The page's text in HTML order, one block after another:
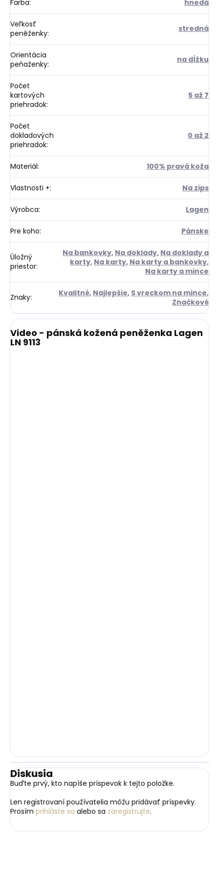
Farba: hnedá
Veľkosť
peněženky: stredná
Orientácia
peňaženky: na dĺžku
Počet
kartových
priehradok:
5 až 7
Počet
dokladových
priehradok:
0 až 2
Materiál: 100% pravá koža
Vlastnosti +: Na zips
Výrobca: Lagen
Pre koho: Pánske
Úložný
priestor:
Na bankovky, Na doklady, Na doklady a
karty, Na karty, Na karty a bankovky,
Na karty a mince
Znaky: Kvalitné, Najlepšie, S vreckom na mince,
Značkové
Video - pánská kožená peněženka Lagen
LN 9113
Diskusia
Buďte prvý, kto napíše príspevok k tejto položke.
Len registrovaní používatelia môžu pridávať príspevky.
Prosím prihláste sa alebo sa zaregistrujte.